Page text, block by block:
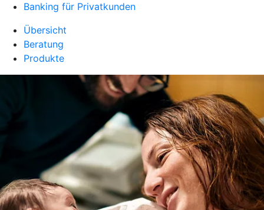
Banking für Privatkunden
Übersicht
Beratung
Produkte